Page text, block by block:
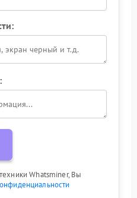
Whatsminer, Вы